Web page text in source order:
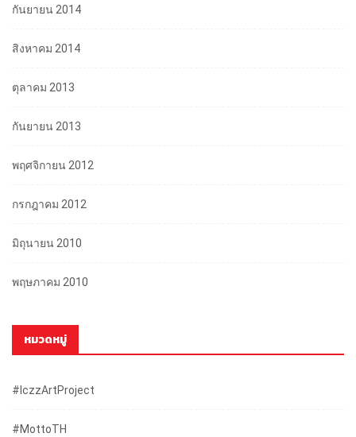
กันยายน 2014
สิงหาคม 2014
ตุลาคม 2013
กันยายน 2013
พฤศจิกายน 2012
กรกฎาคม 2012
มิถุนายน 2010
พฤษภาคม 2010
หมวดหมู่
#iczzArtProject
#mottoTH